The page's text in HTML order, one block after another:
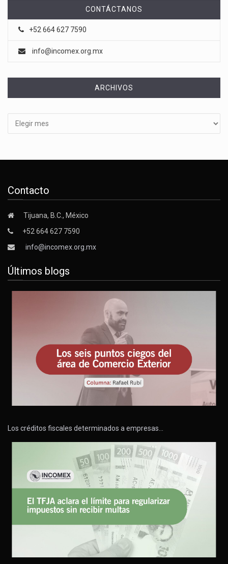
CONTÁCTANOS
+52 664 627 7590
info@incomex.org.mx
ARCHIVOS
Contacto
Tijuana, B.C., México
+52 664 627 7590
info@incomex.org.mx
Últimos blogs
Los créditos fiscales determinados a empresas…